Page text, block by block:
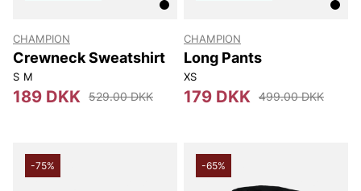
CHAMPION
Crewneck Sweatshirt
S M
189 DKK 529.00 DKK
CHAMPION
Long Pants
XS
179 DKK 499.00 DKK
-75% -65%